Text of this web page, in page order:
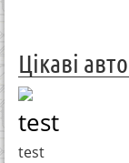
Цікаві
test
test